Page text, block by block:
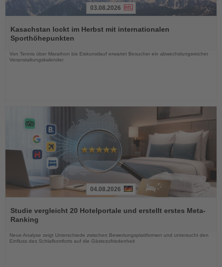
Sie
die
Nachrichten
03.08.2026
Kasachstan lockt im Herbst mit internationalen
Sporthöhepunkten
Von Tennis über Marathon bis Eiskunstlauf erwartet Besucher ein abwechslungsreicher
Veranstaltungskalender
Sie
die
Nachrichten
04.08.2026
Studie vergleicht 20 Hotelportale und erstellt erstes Meta-
Ranking
Neue Analyse zeigt Unterschiede zwischen Bewertungsplattformen und untersucht den
Einfluss des Schlafkomforts auf die Gästezufriedenheit